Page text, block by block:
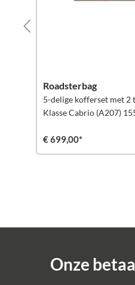
Roadsterbag
5-delige kofferset met 2
Klasse Cabrio (A207)
€ 699,00*
Onze